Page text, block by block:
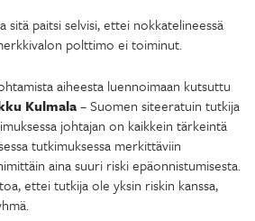
sitä paitsi selvisi, ettei nokkatelineessä
polttimo ei toiminut.
aiheesta luennoimaan kutsuttu
Kulmala– Suomen siteeratuin tutkija
johtajan on kaikkein tärkeintä
tutkimuksessa merkittäviin
aina suuri riski epäonnistumisesta.
ettei tutkija ole yksin riskin kanssa,